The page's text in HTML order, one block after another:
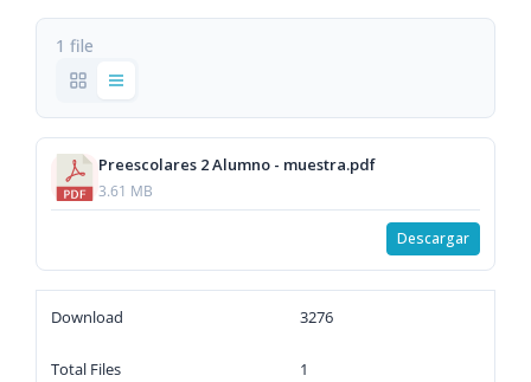
1 file
Preescolares 2 Alumno - muestra.pdf
3.61 MB
Descargar
Download 3276
Total Files 1